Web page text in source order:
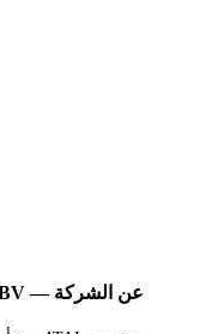
عن الشركة — ATAI Life Sciences BV